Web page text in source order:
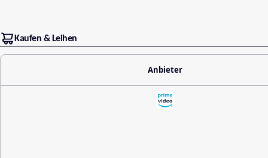
Kaufen & Leihen
Anbieter